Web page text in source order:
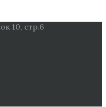
10, стр.6